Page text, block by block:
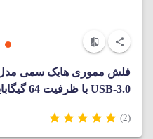
USB-3.0 با ظرفیت 64 گیگابایت
(2)